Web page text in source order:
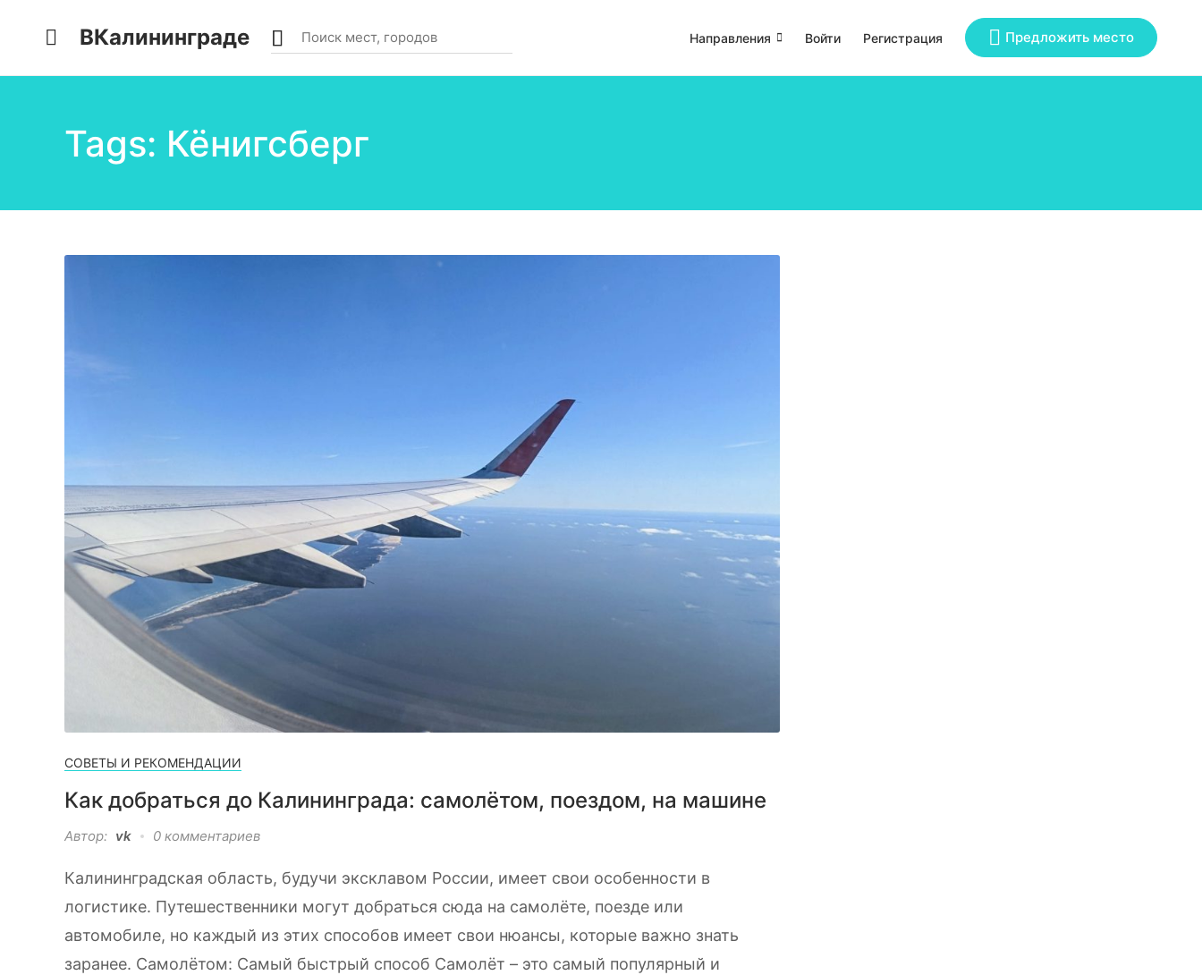
ВКалининграде Направления Войти Регистрация Предложить место
Tags: Кёнигсберг
СОВЕТЫ И РЕКОМЕНДАЦИИ
Как добраться до Калининграда: самолётом, поездом, на машине
Автор: vk 0 комментариев
Калининградская область, будучи эксклавом России, имеет свои особенности в
логистике. Путешественники могут добраться сюда на самолёте, поезде или
автомобиле, но каждый из этих способов имеет свои нюансы, которые важно знать
заранее. Самолётом: Самый быстрый способ Самолёт – это самый популярный и